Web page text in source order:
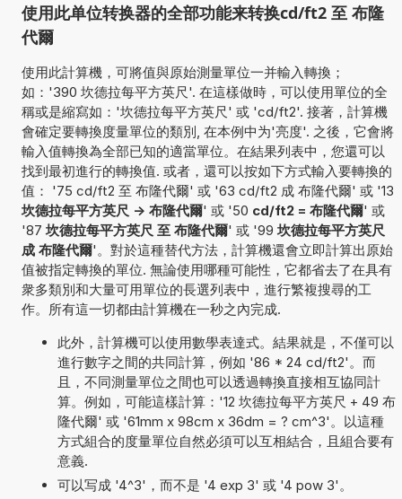
使用此单位转换器的全部功能来转换cd/ft2 至 布隆
代爾
使用此計算機，可將值與原始測量單位一并輸入轉換；
如：'390 坎德拉每平方英尺'. 在這樣做時，可以使用單位的全
稱或是縮寫如：'坎德拉每平方英尺' 或 'cd/ft2'. 接著，計算機
會確定要轉換度量單位的類別, 在本例中为'亮度'. 之後，它會將
輸入值轉換為全部已知的適當單位。在結果列表中，您還可以
找到最初進行的轉換值. 或者，還可以按如下方式輸入要轉換的
值： '75 cd/ft2 至 布隆代爾' 或 '63 cd/ft2 成 布隆代爾' 或 '13
坎德拉每平方英尺 -> 布隆代爾' 或 '50 cd/ft2 = 布隆代爾' 或
'87坎德拉每平方英尺 至 布隆代爾' 或 '99坎德拉每平方英尺
成 布隆代爾'。對於這種替代方法，計算機還會立即計算出原始
值被指定轉換的單位. 無論使用哪種可能性，它都省去了在具有
衆多類別和大量可用單位的長選列表中，進行繁複搜尋的工
作。所有這一切都由計算機在一秒之內完成.
此外，計算機可以使用數學表達式。結果就是，不僅可以
進行數字之間的共同計算，例如 '86 * 24 cd/ft2'。而
且，不同測量單位之間也可以透過轉換直接相互協同計
算。例如，可能這樣計算：'12 坎德拉每平方英尺 + 49 布
隆代爾' 或 '61mm x 98cm x 36dm = ? cm^3'。以這種
方式組合的度量單位自然必須可以互相結合，且組合要有
意義.
可以写成 '4^3'，而不是 '4 exp 3' 或 '4 pow 3'。